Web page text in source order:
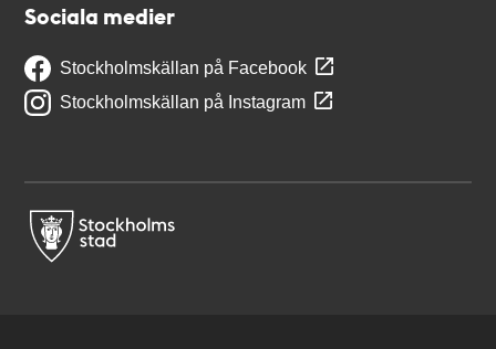
Sociala medier
Stockholmskällan på Facebook
Stockholmskällan på Instagram